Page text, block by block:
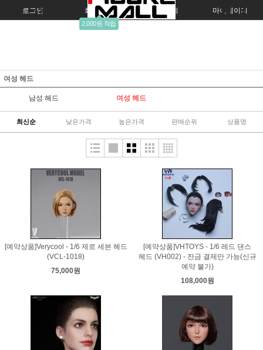
로그인 회원가입
2,000원 적립
주문조회 마이페이지
여성 헤드
남성 헤드 여성 헤드
최신순 낮은가격 높은가격 판매순위 상품명
[예약상품]Verycool - 1/6 제로 세븐 헤드
(VCL-1018)
75,000원
[예약상품]VHTOYS - 1/6 레드 댄스
헤드 (VH002) - 잔금 결제만 가능(신규
예약 불가)
108,000원